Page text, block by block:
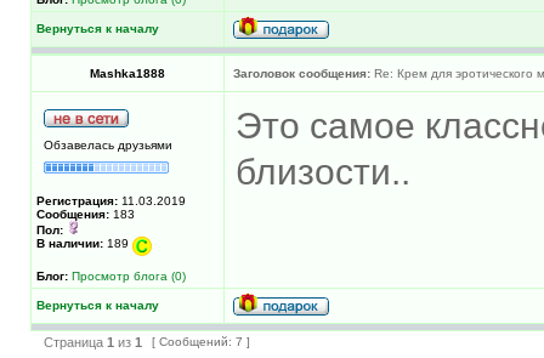
Вернуться к началу
Mashka1888 Заголовок сообщения: Re: Крем для эротического
Обзавелась друзьями
Регистрация: 11.03.2019
Сообщения: 183
Пол:
В наличии: 189
Блог: Просмотр блога (0)
Это самое
близости..
Вернуться к началу
Страница 1 из 1 [ Сообщений: 7 ]